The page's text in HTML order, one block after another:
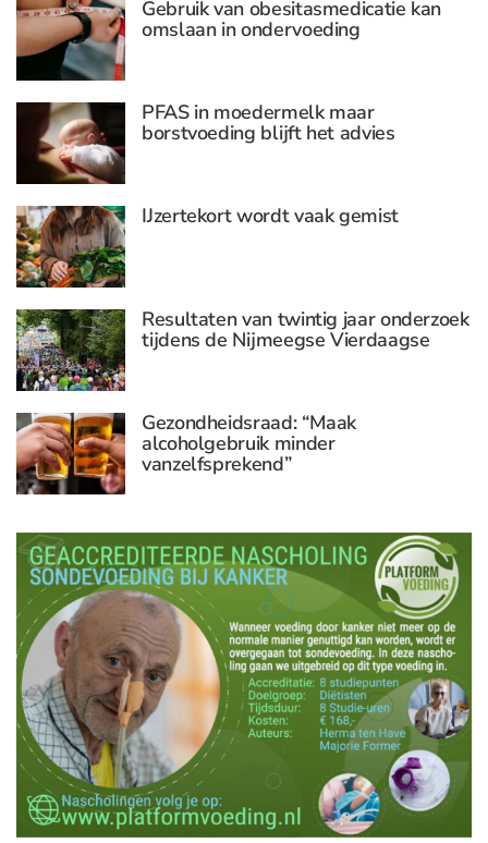
Gebruik van obesitasmedicatie kan
omslaan in ondervoeding
PFAS in moedermelk maar
borstvoeding blijft het advies
IJzertekort wordt vaak gemist
Resultaten van twintig jaar onderzoek
tijdens de Nijmeegse Vierdaagse
Gezondheidsraad: “Maak
alcoholgebruik minder
vanzelfsprekend”